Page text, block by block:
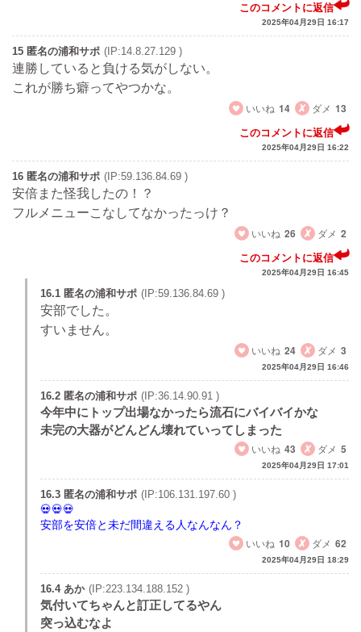
このコメントに返信
2025年04月29日 16:17
15 匿名の浦和サポ (IP:14.8.27.129 )
連勝していると負ける気がしない。
これが勝ち癖ってやつかな。
いいね 14 ダメ 13
このコメントに返信
2025年04月29日 16:22
16 匿名の浦和サポ (IP:59.136.84.69 )
安倍また怪我したの！？
フルメニューこなしてなかったっけ？
いいね 26 ダメ 2
このコメントに返信
2025年04月29日 16:45
16.1 匿名の浦和サポ (IP:59.136.84.69 )
安部でした。
すいません。
いいね 24 ダメ 3
2025年04月29日 16:46
16.2 匿名の浦和サポ (IP:36.14.90.91 )
今年中にトップ出場なかったら流石にバイバイかな
未完の大器がどんどん壊れていってしまった
いいね 43 ダメ 5
2025年04月29日 17:01
16.3 匿名の浦和サポ (IP:106.131.197.60 )
安部を安倍と未だ間違える人なんなん？
いいね 10 ダメ 62
2025年04月29日 18:29
16.4 あか (IP:223.134.188.152 )
気付いてちゃんと訂正してるやん
突っ込むなよ